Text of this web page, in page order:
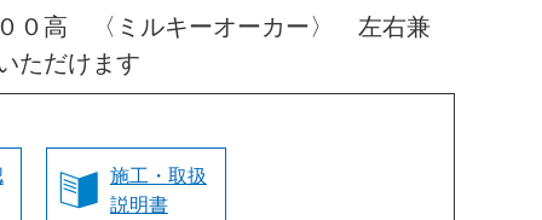
高 〈ミルキーオーカー〉 左右兼
ただけます
施工・取扱
説明書